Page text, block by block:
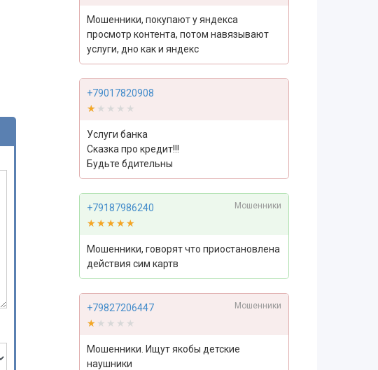
Мошенники, покупают у яндекса
просмотр контента, потом навязывают
услуги, дно как и яндекс
+79017820908
★★★★★
★★★★★
Услуги банка
Сказка про кредит!!!
Будьте бдительны
+79187986240 Мошенники
★★★★★
★★★★★
Мошенники, говорят что приостановлена
действия сим картв
+79827206447 Мошенники
★★★★★
★★★★★
Мошенники. Ищут якобы детские
наушники